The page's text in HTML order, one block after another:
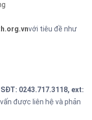
với tiêu đề như
0243.717.3118, ext:
được liên hệ và phản